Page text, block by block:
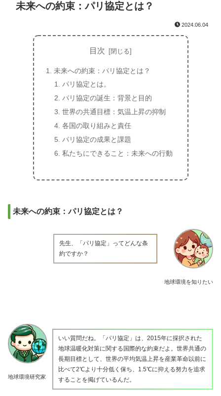
未来への約束：パリ協定とは？
2024.06.04
目次
未来への約束：パリ協定とは？
パリ協定とは。
パリ協定の誕生：背景と目的
世界の共通目標：気温上昇の抑制
各国の取り組みと責任
パリ協定の成果と課題
私たちにできること：未来への行動
未来への約束：パリ協定とは？
地球環境を知りたい
先生、「パリ協定」ってどんな条
約ですか？
地球環境研究家
いい質問だね。「パリ協定」は、2015年に採択された
地球温暖化対策に関する国際的な約束だよ。世界共通の
長期目標として、世界の平均気温上昇を産業革命以前に
比べて2℃より十分低く保ち、1.5℃に抑える努力を追求
することを掲げているんだ。